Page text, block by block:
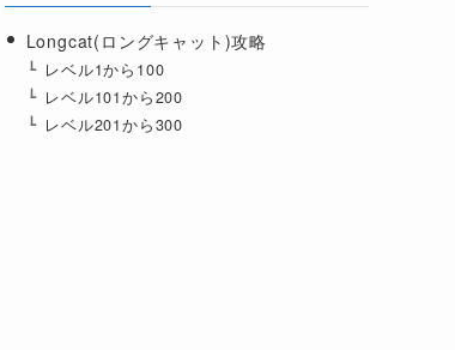
Longcat(ロングキャット)攻略
レベル1から100
レベル101から200
レベル201から300